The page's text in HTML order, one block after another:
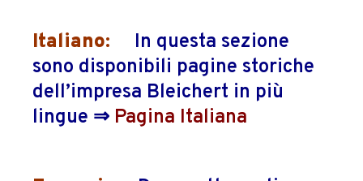
Italiano:
In questa sezione
sono disponibili pagine storiche
dell’impresa Bleichert in più
lingue ⇒ Pagina Italiana